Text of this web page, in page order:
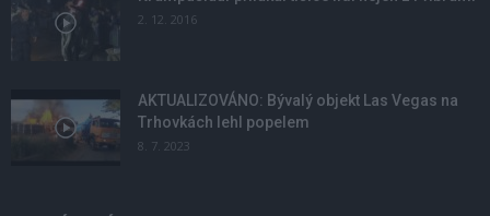
2. 12. 2016
AKTUALIZOVÁNO: Bývalý objekt Las Vegas na
Trhovkách lehl popelem
8. 7. 2023